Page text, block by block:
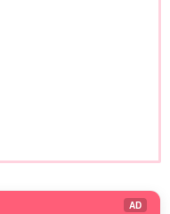
AD